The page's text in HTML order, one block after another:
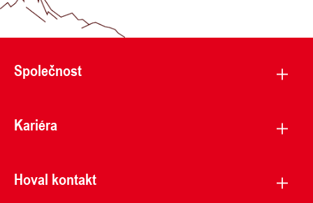
Společnost
Kariéra
Hoval kontakt